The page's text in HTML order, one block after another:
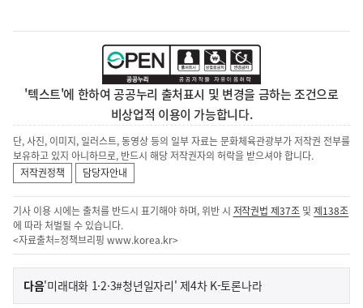
'텍스트'에 한하여 공공누리 출처표시 및 변경을 금하는 조건으로
비상업적 이용이 가능합니다.
단, 사진, 이미지, 일러스트, 동영상 등의 일부 자료는 문화체육관광부가 저작권 전부를
보유하고 있지 아니하므로, 반드시 해당 저작권자의 허락을 받으셔야 합니다.
저작권정책
담당자안내
기사 이용 시에는 출처를 반드시 표기해야 하며, 위반 시 저작권법 제37조 및제138조
에 따라 처벌될 수 있습니다.
<자료출처=정책브리핑 www.korea.kr>
이다음기
사
'미래대화 1·2·3#청년일자리' 제4차 K-토론나라